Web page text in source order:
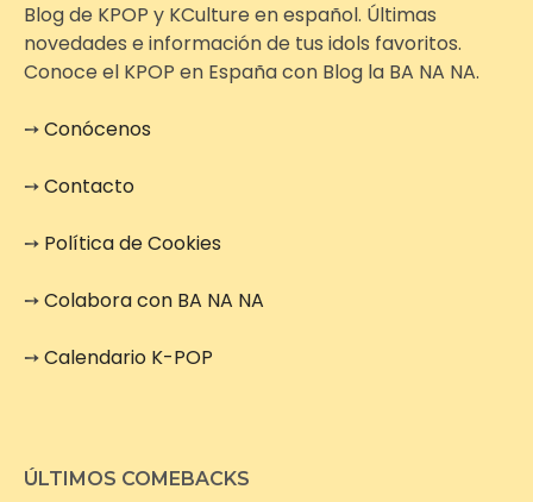
Blog de KPOP y KCulture en español. Últimas
novedades e información de tus idols favoritos.
Conoce el KPOP en España con Blog la BA NA NA.
➙Conócenos
➙Contacto
➙ Política de Cookies
➙Colabora con BA NA NA
➙Calendario K-POP
ÚLTIMOS COMEBACKS